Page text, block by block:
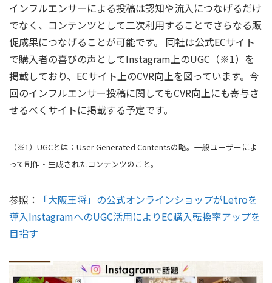
インフルエンサーによる投稿は認知や流入につなげるだけ
でなく、コンテンツとして二次利用することでさらなる販
促成果につなげることが可能です。 同社は公式ECサイト
で購入者の喜びの声としてInstagram上のUGC（※1）を
掲載しており、ECサイト上のCVR向上を図っています。今
回のインフルエンサー投稿に関してもCVR向上にも寄与さ
せるべくサイトに掲載する予定です。
（※1）UGCとは：User Generated Contentsの略。一般ユーザーによ
って制作・生成されたコンテンツのこと。
参照：
「大阪王将」の公式オンラインショップがLetroを
導入InstagramへのUGC活用によりEC購入転換率アップを
目指す